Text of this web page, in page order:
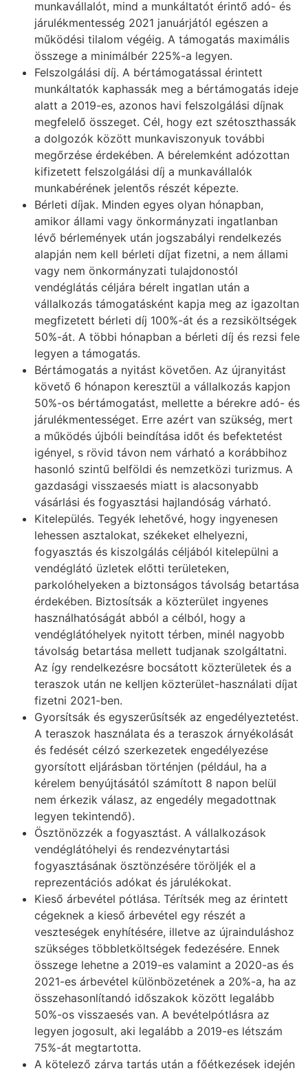
munkavállalót, mind a munkáltatót érintő adó- és
járulékmentesség 2021 januárjától egészen a
működési tilalom végéig. A támogatás maximális
összege a minimálbér 225%-a legyen.
Felszolgálási díj. A bértámogatással érintett
munkáltatók kaphassák meg a bértámogatás ideje
alatt a 2019-es, azonos havi felszolgálási díjnak
megfelelő összeget. Cél, hogy ezt szétoszthassák
a dolgozók között munkaviszonyuk további
megőrzése érdekében. A bérelemként adózottan
kifizetett felszolgálási díj a munkavállalók
munkabérének jelentős részét képezte.
Bérleti díjak. Minden egyes olyan hónapban,
amikor állami vagy önkormányzati ingatlanban
lévő bérlemények után jogszabályi rendelkezés
alapján nem kell bérleti díjat fizetni, a nem állami
vagy nem önkormányzati tulajdonostól
vendéglátás céljára bérelt ingatlan után a
vállalkozás támogatásként kapja meg az igazoltan
megfizetett bérleti díj 100%-át és a rezsiköltségek
50%-át. A többi hónapban a bérleti díj és rezsi fele
legyen a támogatás.
Bértámogatás a nyitást követően. Az újranyitást
követő 6 hónapon keresztül a vállalkozás kapjon
50%-os bértámogatást, mellette a bérekre adó- és
járulékmentességet. Erre azért van szükség, mert
a működés újbóli beindítása időt és befektetést
igényel, s rövid távon nem várható a korábbihoz
hasonló szintű belföldi és nemzetközi turizmus. A
gazdasági visszaesés miatt is alacsonyabb
vásárlási és fogyasztási hajlandóság várható.
Kitelepülés. Tegyék lehetővé, hogy ingyenesen
lehessen asztalokat, székeket elhelyezni,
fogyasztás és kiszolgálás céljából kitelepülni a
vendéglátó üzletek előtti területeken,
parkolóhelyeken a biztonságos távolság betartása
érdekében. Biztosítsák a közterület ingyenes
használhatóságát abból a célból, hogy a
vendéglátóhelyek nyitott térben, minél nagyobb
távolság betartása mellett tudjanak szolgáltatni.
Az így rendelkezésre bocsátott közterületek és a
teraszok után ne kelljen közterület-használati díjat
fizetni 2021-ben.
Gyorsítsák és egyszerűsítsék az engedélyeztetést.
A teraszok használata és a teraszok árnyékolását
és fedését célzó szerkezetek engedélyezése
gyorsított eljárásban történjen (például, ha a
kérelem benyújtásától számított 8 napon belül
nem érkezik válasz, az engedély megadottnak
legyen tekintendő).
Ösztönözzék a fogyasztást. A vállalkozások
vendéglátóhelyi és rendezvénytartási
fogyasztásának ösztönzésére töröljék el a
reprezentációs adókat és járulékokat.
Kieső árbevétel pótlása. Térítsék meg az érintett
cégeknek a kieső árbevétel egy részét a
veszteségek enyhítésére, illetve az újrainduláshoz
szükséges többletköltségek fedezésére. Ennek
összege lehetne a 2019-es valamint a 2020-as és
2021-es árbevétel különbözetének a 20%-a, ha az
összehasonlítandó időszakok között legalább
50%-os visszaesés van. A bevételpótlásra az
legyen jogosult, aki legalább a 2019-es létszám
75%-át megtartotta.
A kötelező zárva tartás után a főétkezések idején